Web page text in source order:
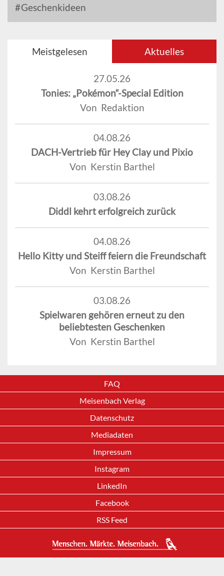
Geschenkideen
Meistgelesen Aktuelles
27.05.26
Tonies: „Pokémon“-Special Edition
Von Redaktion
04.08.26
DACH-Vertrieb für Hey Clay und Pixio
Von Kerstin Barthel
03.08.26
Diddl kehrt erfolgreich zurück
04.08.26
Hello Kitty und Steiff feiern die Freundschaft
Von Kerstin Barthel
03.08.26
Spielwaren gehören erneut zu den
beliebtesten Geschenken
Von Kerstin Barthel
FAQ
Meisenbach Verlag
Datenschutz
Mediadaten
Impressum
Instagram
LinkedIn
Facebook
RSS Feed